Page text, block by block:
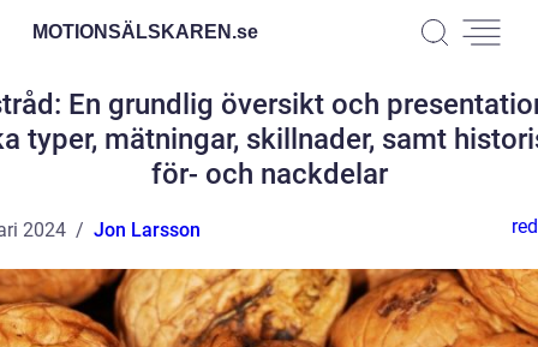
MOTIONSÄLSKAREN.se
En grundlig översikt och
typer, mätningar, skillnader, samt
för- och nackdelar
2024 Jon Larsson